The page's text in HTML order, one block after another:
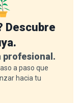
Descubre
profesional.
a paso que
hacia tu